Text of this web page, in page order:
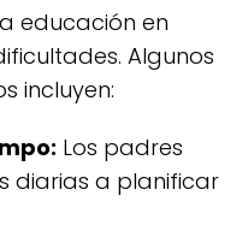
educación en
Algunos
incluyen:
Los padres
diarias a planificar